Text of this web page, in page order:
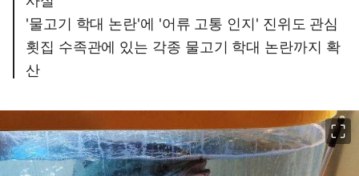
'물고기 학대 논란'에 '어류 고통 인지' 진위도 관심
횟집 수족관에 있는 각종 물고기 학대 논란까지 확
산